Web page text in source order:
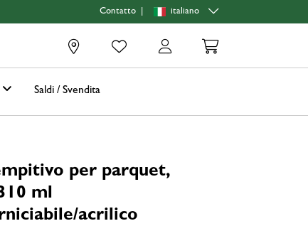
Contatto italiano
Saldi / Svendita
per parquet,
ml
acrilico